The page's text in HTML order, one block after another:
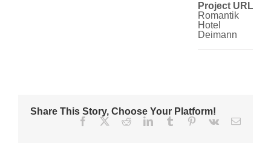
Project URL:
Romantik
Hotel
Deimann
Share This Story, Choose Your Platform!
Facebook RedditLinkedInTumblr Pinterest
Vk
E-